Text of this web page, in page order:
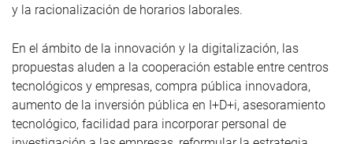
y la racionalización de horarios laborales.
En el ámbito de la innovación y la digitalización, las
propuestas aluden a la cooperación estable entre centros
tecnológicos y empresas, compra pública innovadora,
aumento de la inversión pública en I+D+i, asesoramiento
tecnológico, facilidad para incorporar personal de